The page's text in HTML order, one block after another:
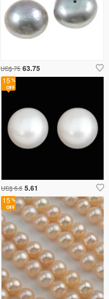
15
US$ 6.6 5.61
US$ 75 63.75
15